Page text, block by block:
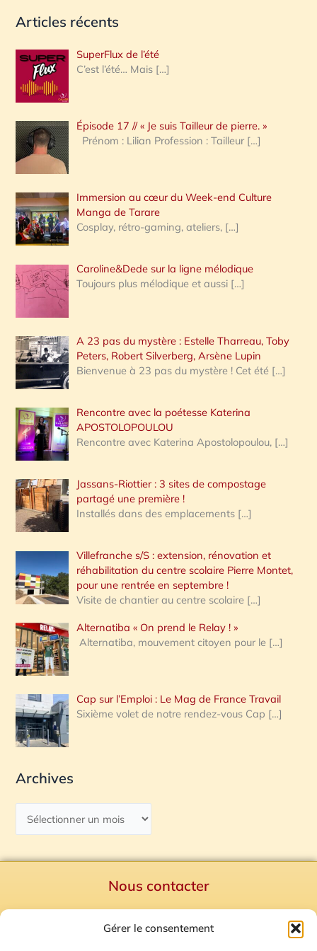
Gérer le consentement
c
e
r
c
h
e
:
Articles récents
SuperFlux de l’été
C’est l’été… Mais […]
Épisode 17 // « Je suis Tailleur de pierre. »
Prénom : Lilian Profession : Tailleur […]
Immersion au cœur du Week-end Culture
Manga de Tarare
Cosplay, rétro-gaming, ateliers, […]
Caroline&Dede sur la ligne mélodique
Toujours plus mélodique et aussi […]
A 23 pas du mystère : Estelle Tharreau, Toby
Peters, Robert Silverberg, Arsène Lupin
Bienvenue à 23 pas du mystère ! Cet été […]
Rencontre avec la poétesse Katerina
APOSTOLOPOULOU
Rencontre avec Katerina Apostolopoulou, […]
Jassans-Riottier : 3 sites de compostage
partagé une première !
Installés dans des emplacements […]
Villefranche s/S : extension, rénovation et
réhabilitation du centre scolaire Pierre Montet,
pour une rentrée en septembre !
Visite de chantier au centre scolaire […]
Alternatiba « On prend le Relay ! »
Alternatiba, mouvement citoyen pour le […]
Cap sur l’Emploi : Le Mag de France Travail
Sixième volet de notre rendez-vous Cap […]
Archives
Nous contacter